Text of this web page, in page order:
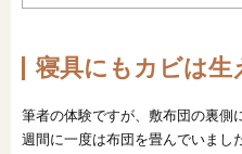
寝具にもカビは生
筆者の体験ですが、敷布団の裏側
週間に一度は布団を畳んでいまし